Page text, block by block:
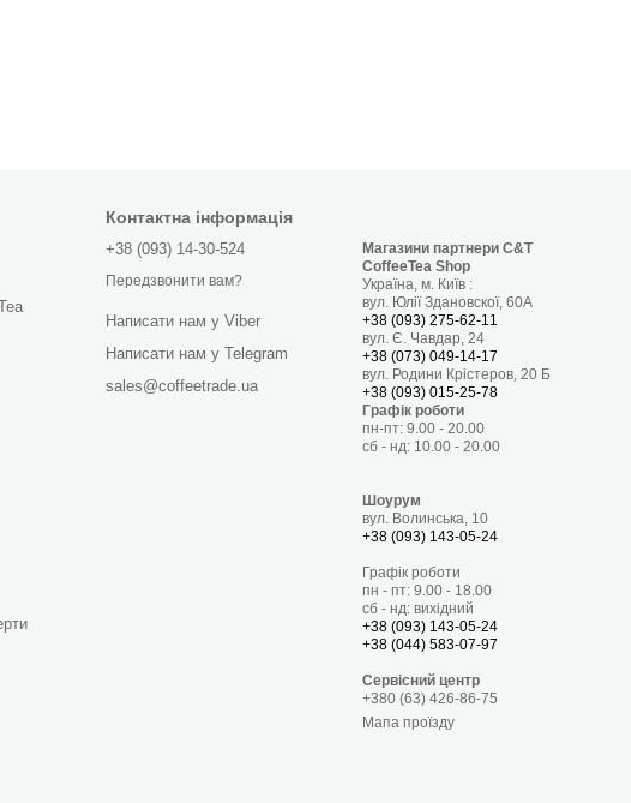
Контактна інформація
+38 (093) 14-30-524
Передзвонити вам?
Написати нам у Viber
Написати нам у Telegram
sales@coffeetrade.ua
Магазини партнери C&T
CoffeeTea Shop
Україна, м. Київ :
вул. Юлії Здановскої, 60А
+38 (093) 275-62-11
вул. Є. Чавдар, 24
+38 (073) 049-14-17
вул. Родини Крістеров, 20 Б
+38 (093) 015-25-78
Графік роботи
пн-пт: 9.00 - 20.00
сб - нд: 10.00 - 20.00
Шоурум
вул. Волинська, 10
+38 (093) 143-05-24
Графік роботи
пн - пт: 9.00 - 18.00
сб - нд: вихідний
+38 (093) 143-05-24
+38 (044) 583-07-97
Сервісний центр
+380 (63) 426-86-75
Мапа проїзду